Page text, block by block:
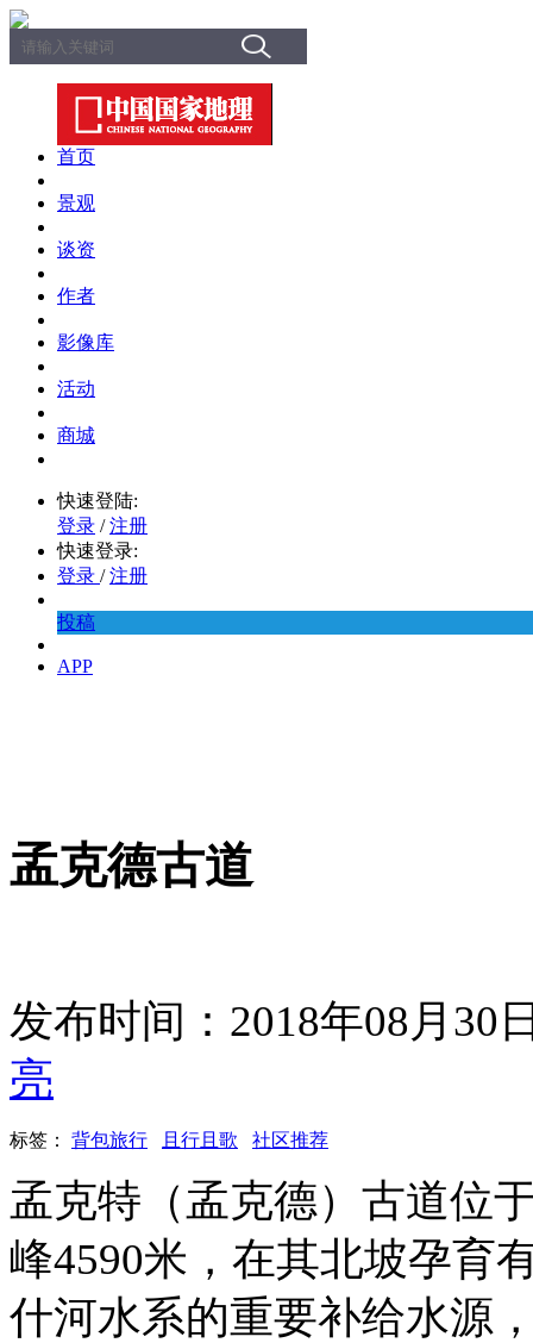
首页
景观
谈资
作者
影像库
活动
商城
快速登陆:
登录 / 注册
快速登录:
登录 / 注册
投稿
APP
孟克德古道
发布时间：2018年08月30
亮
标签： 背包旅行 且行且歌 社区推荐
孟克特（孟克德）古道位
峰4590米，在其北坡孕育
什河水系的重要补给水源